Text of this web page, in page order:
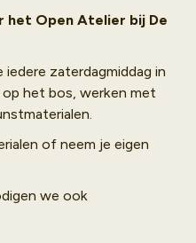
het Open Atelier bij De
iedere zaterdagmiddag in
het bos, werken met
of neem je eigen
we ook